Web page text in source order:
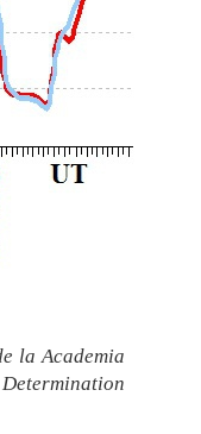
la Academia